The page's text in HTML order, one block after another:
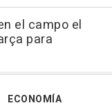
el campo el
para
ECONOMÍA